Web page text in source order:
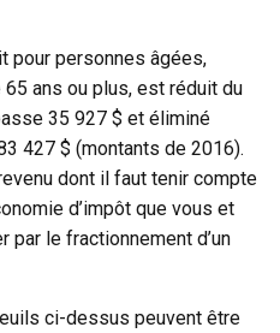
pour personnes âgées,
ans ou plus, est réduit du
35 927 $ et éliminé
427 $ (montants de 2016).
dont il faut tenir compte
d’impôt que vous et
le fractionnement d’un
ci-dessus peuvent être